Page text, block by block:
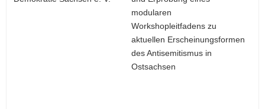
modularen
Workshopleitfadens zu
aktuellen Erscheinungsformen
des Antisemitismus in
Ostsachsen